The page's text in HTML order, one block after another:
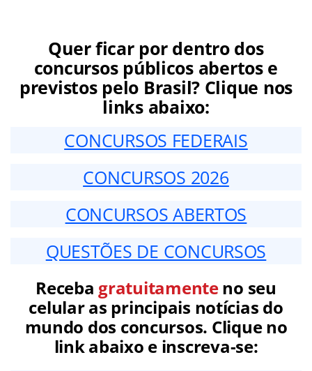
Quer ficar por dentro dos
concursos públicos abertos e
previstos pelo Brasil? Clique nos
links abaixo:
CONCURSOS FEDERAIS
CONCURSOS 2026
CONCURSOS ABERTOS
QUESTÕES DE CONCURSOS
Receba gratuitamenteno seu
celular as principais notícias do
mundo dos concursos. Clique no
link abaixo e inscreva-se: